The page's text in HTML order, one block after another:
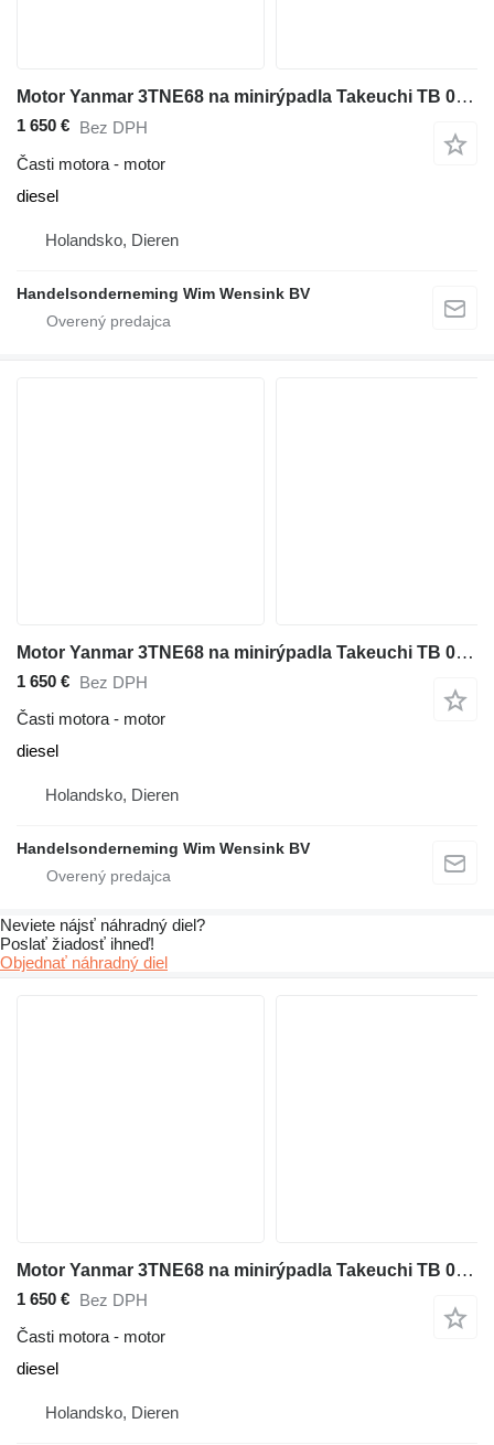
Motor Yanmar 3TNE68 na minirýpadla Takeuchi TB 014 A
1 650 € Bez DPH
Časti motora - motor
diesel
Holandsko, Dieren
Handelsonderneming Wim Wensink BV
Motor Yanmar 3TNE68 na minirýpadla Takeuchi TB 014 S
1 650 € Bez DPH
Časti motora - motor
diesel
Holandsko, Dieren
Handelsonderneming Wim Wensink BV
Neviete nájsť náhradný diel?
Poslať žiadosť ihneď!
Objednať náhradný diel
Motor Yanmar 3TNE68 na minirýpadla Takeuchi TB 016 S
1 650 € Bez DPH
Časti motora - motor
diesel
Holandsko, Dieren